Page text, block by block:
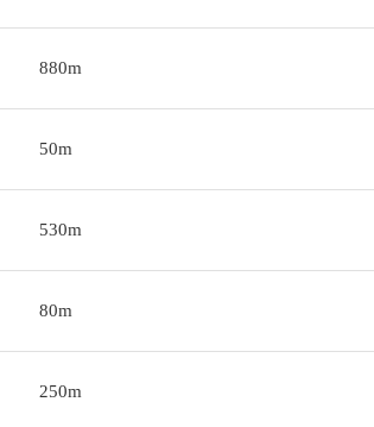
880m
50m
530m
80m
250m